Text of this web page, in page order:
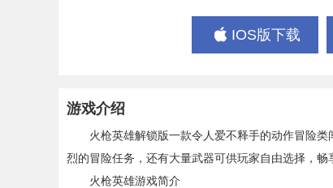
IOS版下载
游戏介绍
火枪英雄解锁版一款令人爱不释手的动作冒险类
烈的冒险任务，还有大量武器可供玩家自由选择，畅
火枪英雄游戏简介